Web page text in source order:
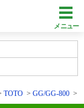
メニュー
TOTO GG/GG-800